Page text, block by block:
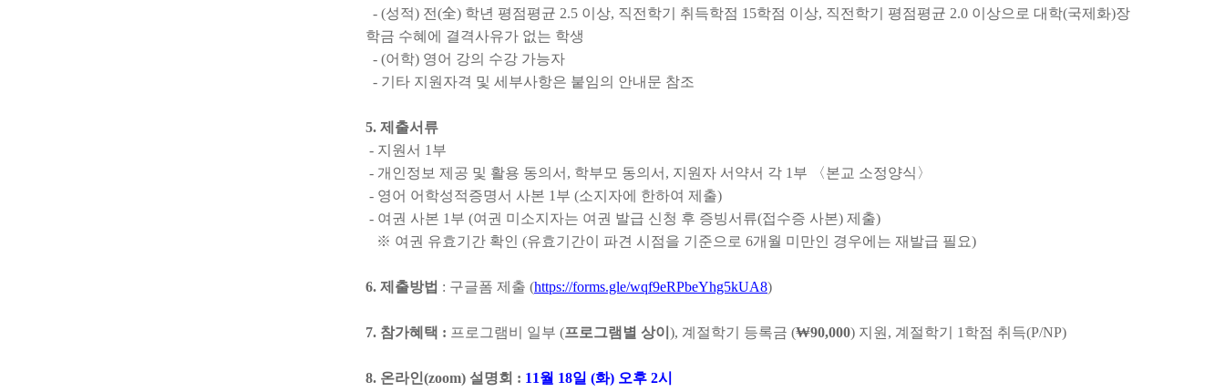
- (성적) 전(全) 학년 평점평균 2.5 이상, 직전학기 취득학점 15학점 이상, 직전학기 평점평균 2.0 이상으로 대학(국제화)장
학금 수혜에 결격사유가 없는 학생
- (어학) 영어 강의 수강 가능자
- 기타 지원자격 및 세부사항은 붙임의 안내문 참조
5. 제출서류
- 지원서 1부
- 개인정보 제공 및 활용 동의서, 학부모 동의서, 지원자 서약서 각 1부 〈본교 소정양식〉
- 영어 어학성적증명서 사본 1부 (소지자에 한하여 제출)
- 여권 사본 1부 (여권 미소지자는 여권 발급 신청 후 증빙서류(접수증 사본) 제출)
※ 여권 유효기간 확인 (유효기간이 파견 시점을 기준으로 6개월 미만인 경우에는 재발급 필요)
6. 제출방법 : 구글폼 제출 (https://forms.gle/wqf9eRPbeYhg5kUA8)
7. 참가혜택 : 프로그램비 일부 (프로그램별 상이 ), 계절학기 등록금 (₩90,000) 지원, 계절학기 1학점 취득(P/NP)
8. 온라인(zoom) 설명회 : 11월 18일 (화) 오후 2시